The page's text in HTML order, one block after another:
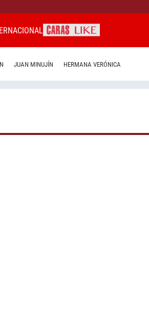
JUAN MINUJÍN HERMANA VERÓNICA